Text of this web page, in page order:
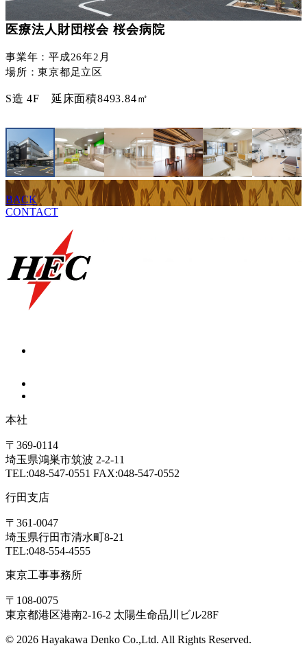
医療法人財団桜会 桜会病院
事業年：平成26年2月
場所：東京都足立区
S造 4F 延床面積8493.84㎡
BACK
CONTACT
本社
〒369-0114
埼玉県鴻巣市筑波 2-2-11
TEL:048-547-0551 FAX:048-547-0552
行田支店
〒361-0047
埼玉県行田市清水町8-21
TEL:048-554-4555
東京工事事務所
〒108-0075
東京都港区港南2-16-2 太陽生命品川ビル28F
© 2026 Hayakawa Denko Co.,Ltd. All Rights Reserved.